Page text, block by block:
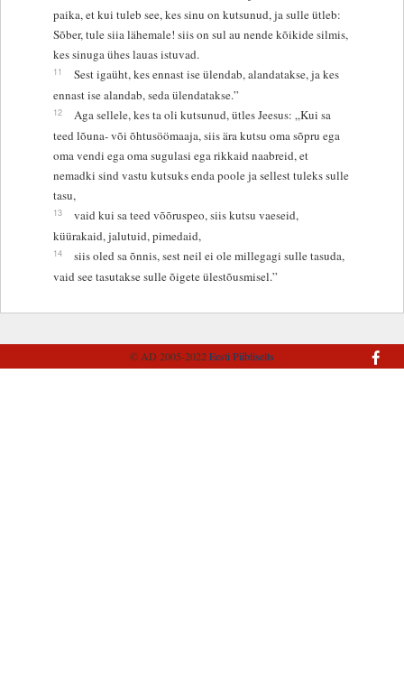
paika, et kui tuleb see, kes sinu on kutsunud, ja sulle ütleb:
Sõber, tule siia lähemale! siis on sul au nende kõikide silmis,
kes sinuga ühes lauas istuvad.
11
Sest igaüht, kes ennast ise ülendab, alandatakse, ja kes
ennast ise alandab, seda ülendatakse.”
12
Aga sellele, kes ta oli kutsunud, ütles Jeesus: „Kui sa
teed lõuna- või õhtusöömaaja, siis ära kutsu oma sõpru ega
oma vendi ega oma sugulasi ega rikkaid naabreid, et
nemadki sind vastu kutsuks enda poole ja sellest tuleks sulle
tasu,
13
vaid kui sa teed võõruspeo, siis kutsu vaeseid,
küürakaid, jalutuid, pimedaid,
14
siis oled sa õnnis, sest neil ei ole millegagi sulle tasuda,
vaid see tasutakse sulle õigete ülestõusmisel.”
© AD 2005-2022Eesti Piibliselts